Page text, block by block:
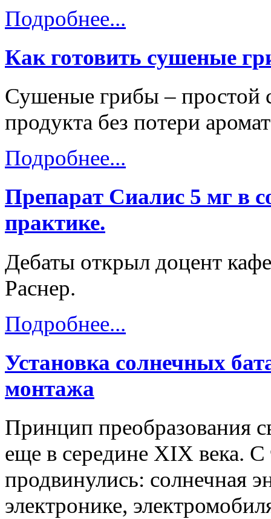
Подробнее...
Как готовить сушеные
Сушеные грибы – простой
продукта без потери
Подробнее...
Препарат Сиалис 5 мг в
практике.
Дебаты открыл доцент
Раснер.
Подробнее...
Установка солнечных
монтажа
Принцип преобразования
еще в середине XIX века.
продвинулись: солнечная
электронике,